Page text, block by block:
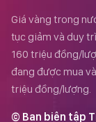
Giá vàng trong
tục giảm và duy
160 triệu đồng/
đang được mua
triệu đồng/lượng.
© Ban biên tập